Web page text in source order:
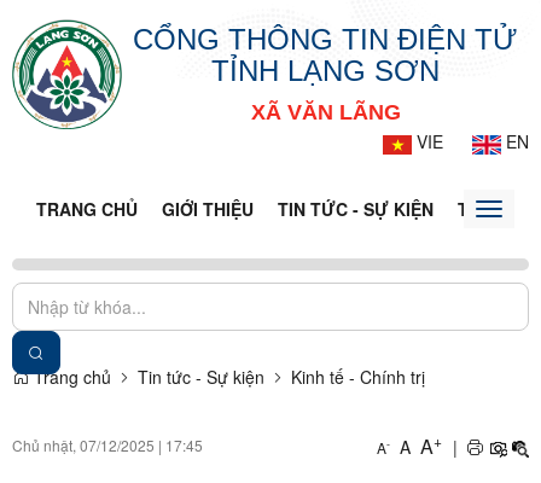
CỔNG THÔNG TIN ĐIỆN TỬ
TỈNH LẠNG SƠN
XÃ VĂN LÃNG
VIE
EN
TRANG CHỦ GIỚI THIỆU TIN TỨC - SỰ KIỆN THÔNG
Toggle
Trang chủ Tin tức - Sự kiện Kinh tế - Chính trị
Chủ nhật, 07/12/2025 | 17:45 A- A A+ |